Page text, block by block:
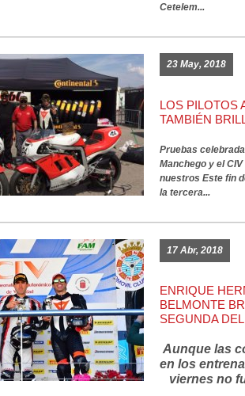
Cetelem...
23 May, 2018
LOS PILOTOS
TAMBIÉN
Pruebas
Manchego y el
nuestros Este fin
la tercera...
17 Abr, 2018
ENRIQUE
BELMONTE
SEGUNDA
Aunque las
en los
viernes no